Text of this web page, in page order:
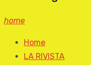
home
Home
LA RIVISTA